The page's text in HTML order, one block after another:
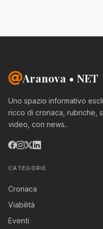
Aranova • NET
Uno spazio informativo
ricco di cronaca, rubriche,
video, con news..
CATEGORIE
Cronaca
Viabilità
Eventi